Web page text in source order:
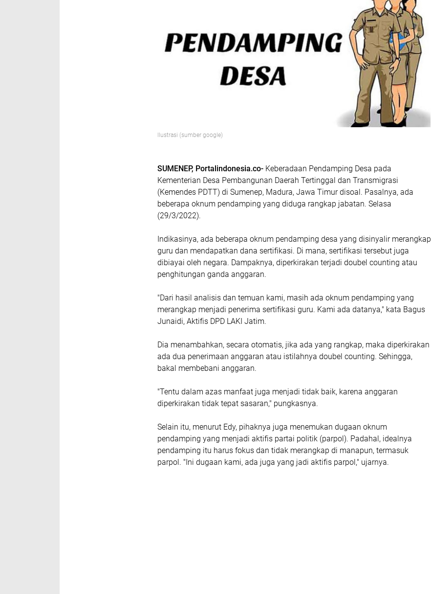
Ilustrasi (sumber google)
SUMENEP, Portalindonesia.co- Keberadaan Pendamping Desa pada
Kementerian Desa Pembangunan Daerah Tertinggal dan Transmigrasi
(Kemendes PDTT) di Sumenep, Madura, Jawa Timur disoal. Pasalnya, ada
beberapa oknum pendamping yang diduga rangkap jabatan. Selasa
(29/3/2022).
Indikasinya, ada beberapa oknum pendamping desa yang disinyalir merangkap
guru dan mendapatkan dana sertifikasi. Di mana, sertifikasi tersebut juga
dibiayai oleh negara. Dampaknya, diperkirakan terjadi doubel counting atau
penghitungan ganda anggaran.
"Dari hasil analisis dan temuan kami, masih ada oknum pendamping yang
merangkap menjadi penerima sertifikasi guru. Kami ada datanya," kata Bagus
Junaidi, Aktifis DPD LAKI Jatim.
Dia menambahkan, secara otomatis, jika ada yang rangkap, maka diperkirakan
ada dua penerimaan anggaran atau istilahnya doubel counting. Sehingga,
bakal membebani anggaran.
"Tentu dalam azas manfaat juga menjadi tidak baik, karena anggaran
diperkirakan tidak tepat sasaran," pungkasnya.
Selain itu, menurut Edy, pihaknya juga menemukan dugaan oknum
pendamping yang menjadi aktifis partai politik (parpol). Padahal, idealnya
pendamping itu harus fokus dan tidak merangkap di manapun, termasuk
parpol. "Ini dugaan kami, ada juga yang jadi aktifis parpol," ujarnya.